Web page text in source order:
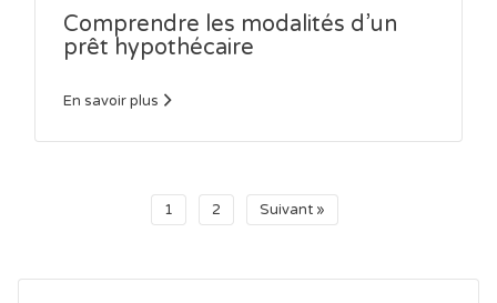
Comprendre les modalités d’un
prêt hypothécaire
En savoir plus
1 2 Suivant »